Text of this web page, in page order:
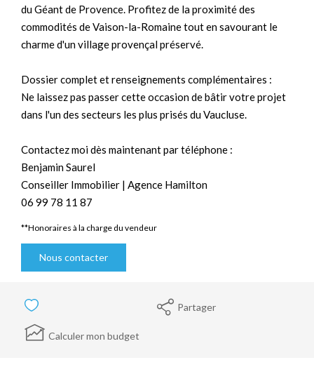
du Géant de Provence. Profitez de la proximité des
commodités de Vaison-la-Romaine tout en savourant le
charme d'un village provençal préservé.
Dossier complet et renseignements complémentaires :
Ne laissez pas passer cette occasion de bâtir votre projet
dans l'un des secteurs les plus prisés du Vaucluse.
Contactez moi dès maintenant par téléphone :
Benjamin Saurel
Conseiller Immobilier | Agence Hamilton
06 99 78 11 87
**Honoraires à la charge du vendeur
Nous contacter
Partager
Calculer mon budget